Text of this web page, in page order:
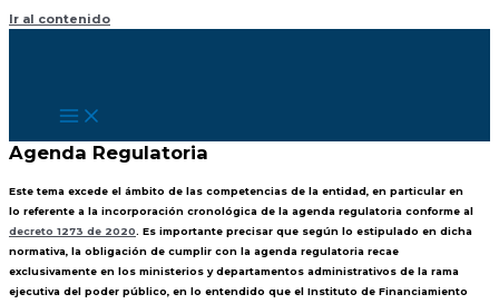
Ir al contenido
Agenda Regulatoria
Este tema excede el ámbito de las competencias de la entidad, en particular en
lo referente a la incorporación cronológica de la agenda regulatoria conforme al
decreto 1273 de 2020 . Es importante precisar que según lo estipulado en dicha
normativa, la obligación de cumplir con la agenda regulatoria recae
exclusivamente en los ministerios y departamentos administrativos de la rama
ejecutiva del poder público, en lo entendido que el Instituto de Financiamiento